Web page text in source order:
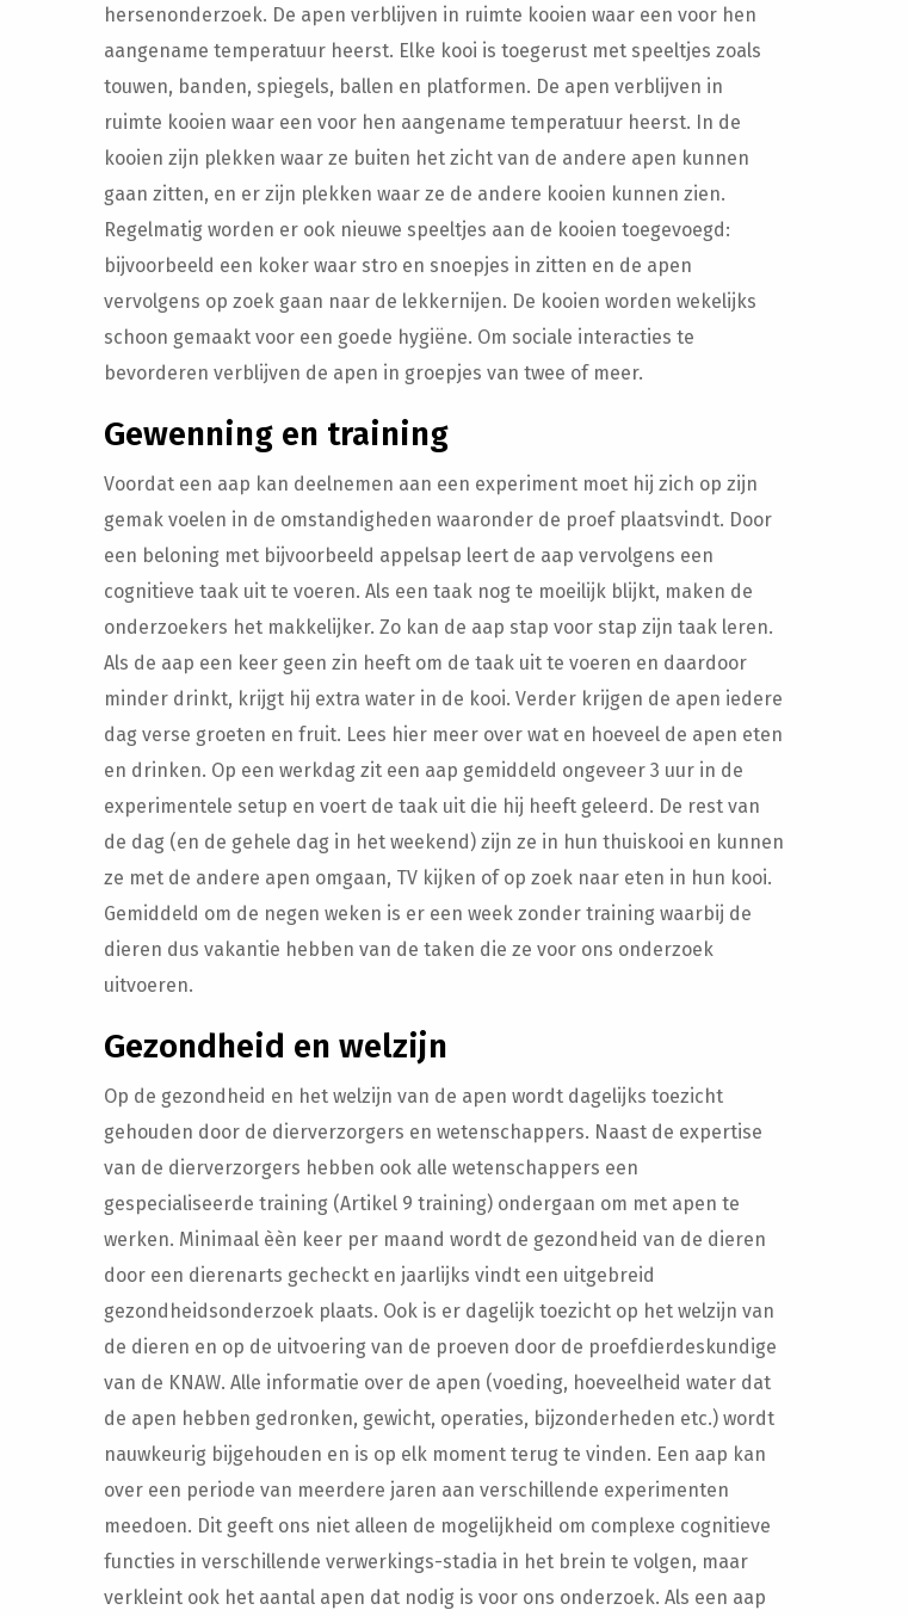
hersenonderzoek. De apen verblijven in ruimte kooien waar een voor hen
aangename temperatuur heerst. Elke kooi is toegerust met speeltjes zoals
touwen, banden, spiegels, ballen en platformen. De apen verblijven in
ruimte kooien waar een voor hen aangename temperatuur heerst. In de
kooien zijn plekken waar ze buiten het zicht van de andere apen kunnen
gaan zitten, en er zijn plekken waar ze de andere kooien kunnen zien.
Regelmatig worden er ook nieuwe speeltjes aan de kooien toegevoegd:
bijvoorbeeld een koker waar stro en snoepjes in zitten en de apen
vervolgens op zoek gaan naar de lekkernijen. De kooien worden wekelijks
schoon gemaakt voor een goede hygiëne. Om sociale interacties te
bevorderen verblijven de apen in groepjes van twee of meer.
Gewenning en training
Voordat een aap kan deelnemen aan een experiment moet hij zich op zijn
gemak voelen in de omstandigheden waaronder de proef plaatsvindt. Door
een beloning met bijvoorbeeld appelsap leert de aap vervolgens een
cognitieve taak uit te voeren. Als een taak nog te moeilijk blijkt, maken de
onderzoekers het makkelijker. Zo kan de aap stap voor stap zijn taak leren.
Als de aap een keer geen zin heeft om de taak uit te voeren en daardoor
minder drinkt, krijgt hij extra water in de kooi. Verder krijgen de apen iedere
dag verse groeten en fruit. Lees hier meer over wat en hoeveel de apen eten
en drinken. Op een werkdag zit een aap gemiddeld ongeveer 3 uur in de
experimentele setup en voert de taak uit die hij heeft geleerd. De rest van
de dag (en de gehele dag in het weekend) zijn ze in hun thuiskooi en kunnen
ze met de andere apen omgaan, TV kijken of op zoek naar eten in hun kooi.
Gemiddeld om de negen weken is er een week zonder training waarbij de
dieren dus vakantie hebben van de taken die ze voor ons onderzoek
uitvoeren.
Gezondheid en welzijn
Op de gezondheid en het welzijn van de apen wordt dagelijks toezicht
gehouden door de dierverzorgers en wetenschappers. Naast de expertise
van de dierverzorgers hebben ook alle wetenschappers een
gespecialiseerde training (Artikel 9 training) ondergaan om met apen te
werken. Minimaal èèn keer per maand wordt de gezondheid van de dieren
door een dierenarts gecheckt en jaarlijks vindt een uitgebreid
gezondheidsonderzoek plaats. Ook is er dagelijk toezicht op het welzijn van
de dieren en op de uitvoering van de proeven door de proefdierdeskundige
van de KNAW. Alle informatie over de apen (voeding, hoeveelheid water dat
de apen hebben gedronken, gewicht, operaties, bijzonderheden etc.) wordt
nauwkeurig bijgehouden en is op elk moment terug te vinden. Een aap kan
over een periode van meerdere jaren aan verschillende experimenten
meedoen. Dit geeft ons niet alleen de mogelijkheid om complexe cognitieve
functies in verschillende verwerkings-stadia in het brein te volgen, maar
verkleint ook het aantal apen dat nodig is voor ons onderzoek. Als een aap